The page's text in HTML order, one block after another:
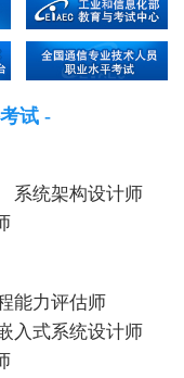
试 -
系统架构设计师
能力评估师
入式系统设计师